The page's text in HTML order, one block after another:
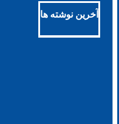
آخرین نوشته ها